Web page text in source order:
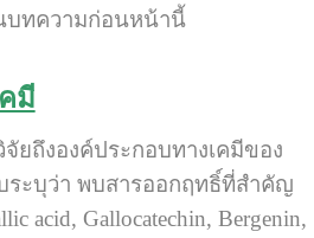
บทความก่อนหน้านี้
มี
ยถึงองค์ประกอบทางเคมีของ
ระบุว่า พบสารออกฤทธิ์ที่สำคัญ
acid, Gallocatechin, Bergenin,